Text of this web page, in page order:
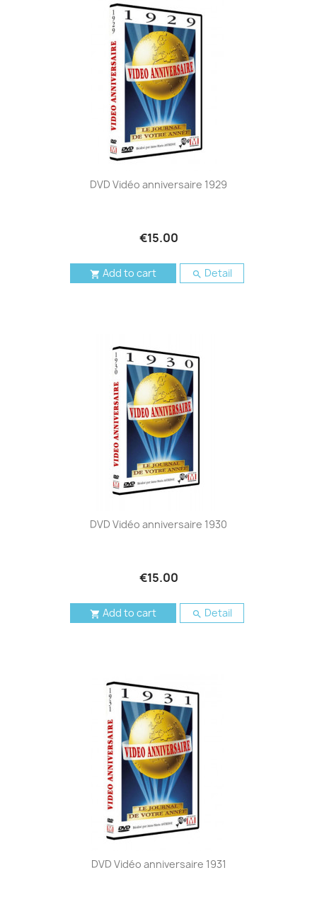
DVD Vidéo anniversaire 1929
€15.00
 Add to cart  Detail
DVD Vidéo anniversaire 1930
€15.00
 Add to cart  Detail
DVD Vidéo anniversaire 1931